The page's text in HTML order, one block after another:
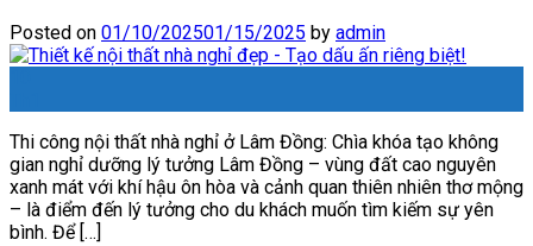
Posted on 01/10/202501/15/2025 by admin
Thi công nội thất nhà nghỉ ở Lâm Đồng: Chìa khóa tạo không
gian nghỉ dưỡng lý tưởng Lâm Đồng – vùng đất cao nguyên
xanh mát với khí hậu ôn hòa và cảnh quan thiên nhiên thơ mộng
– là điểm đến lý tưởng cho du khách muốn tìm kiếm sự yên
bình. Để […]